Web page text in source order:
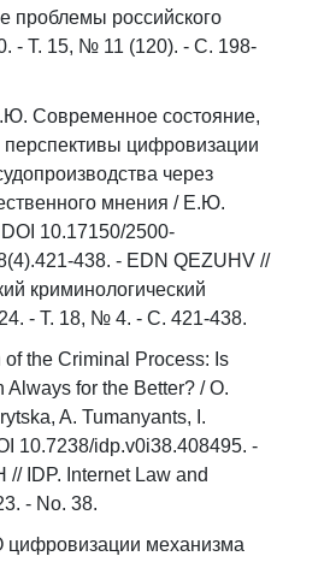
проблемы российского
- Т. 15, № 11 (120). - С. 198-
Современное состояние,
перспективы цифровизации
через
мнения / Е.Ю.
10.17150/2500-
438. - EDN QEZUHV //
криминологический
- Т. 18, № 4. - С. 421-438.
the Criminal Process: Is
Always for the Better? / O.
A. Tumanyants, I.
10.7238/idp.v0i38.408495. -
// IDP. Internet Law and
- No. 38.
цифровизации механизма